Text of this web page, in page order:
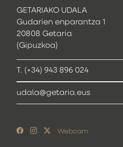
GETARIAKO UDALA
Gudarien enparantza 1
20808 Getaria
(Gipuzkoa)
T. (+34) 943 896 024
udala@getaria.eus
Webcam